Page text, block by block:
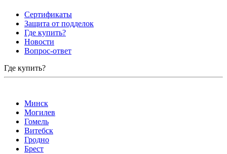
Сертификаты
Защита от подделок
Где купить?
Новости
Вопрос-ответ
Где купить?
Минск
Могилев
Гомель
Витебск
Гродно
Брест